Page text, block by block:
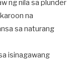
ng nila sa plunder
na
sa naturang
isinagawang